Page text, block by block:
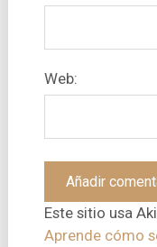
Web:
Este sitio usa
Aprende cómo